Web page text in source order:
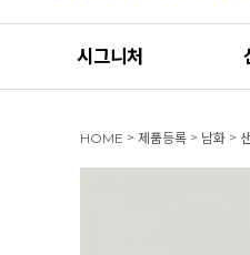
시그니처
HOME > 제품등록 > 남화 >